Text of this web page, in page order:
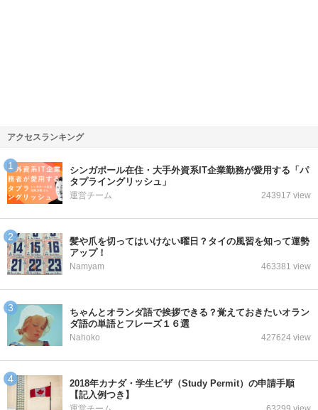
アクセスランキング
シンガポール在住・大手外資系IT企業勤務が愛用する「パ
タプライングリッシュ」
運営チーム 243917 view
髪や爪を切ってはいけない曜日？タイの風習を知って運勢
アップ！
Namyam 463381 view
ちゃんとオランダ語で挨拶できる？覚えておきたいオラン
ダ語の単語とフレーズ１６選
Nahoko 427624 view
2018年カナダ・学生ビザ（Study Permit）の申請手順
【記入例つき】